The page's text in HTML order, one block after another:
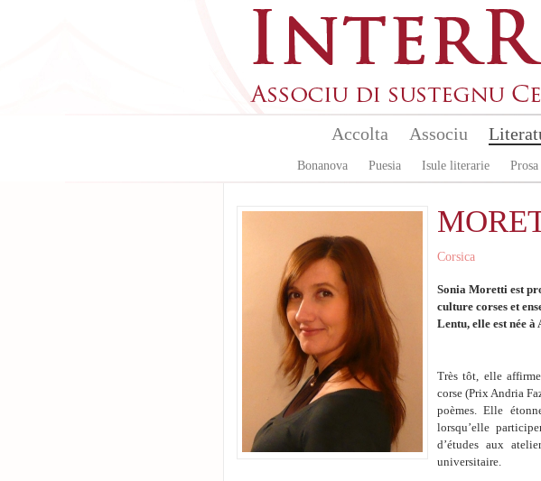
Accolta Associu
Bonanova Puesia Isule literarie Prosa
Corsica
Sonia Moretti est
culture corses et
Lentu, elle est née à
Très tôt, elle
corse (Prix Andria
poèmes. Elle
lorsqu’elle
d’études aux
universitaire.